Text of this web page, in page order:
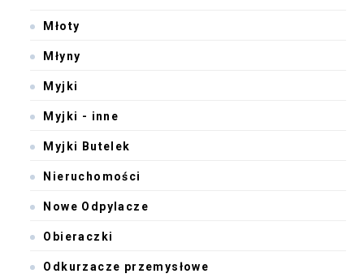
Młoty
Młyny
Myjki
Myjki - inne
Myjki Butelek
Nieruchomości
Nowe Odpylacze
Obieraczki
Odkurzacze przemysłowe